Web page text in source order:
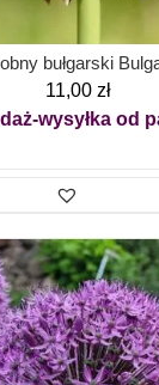
bułgarski
11,00 zł
wysyłka od